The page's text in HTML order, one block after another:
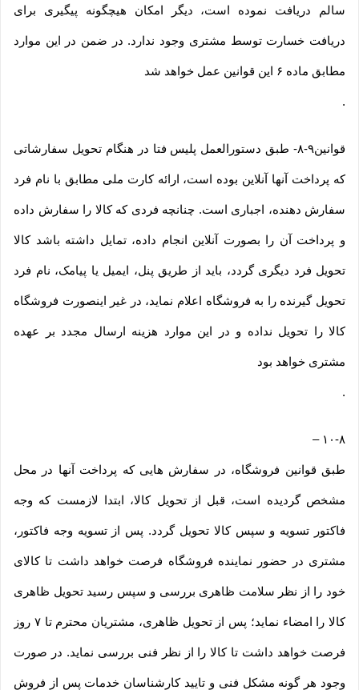
سالم دریافت نموده است، دیگر امکان هیچگونه پیگیری برای
دریافت خسارت توسط مشتری وجود ندارد. در ضمن در این موارد
مطابق ماده ۶ این قوانین عمل خواهد شد
.
قوانین۹-۸- طبق دستورالعمل پلیس فتا در هنگام تحویل سفارشاتی
که پرداخت آنها آنلاین بوده است، ارائه کارت ملی مطابق با نام فرد
سفارش دهنده، اجباری است. چنانچه فردی که کالا را سفارش داده
و پرداخت آن را بصورت آنلاین انجام داده، تمایل داشته باشد کالا
تحویل فرد دیگری گردد، باید از طریق پنل، ایمیل یا پیامک، نام فرد
تحویل گیرنده را به فروشگاه اعلام نماید، در غیر اینصورت فروشگاه
کالا را تحویل نداده و در این موارد هزینه ارسال مجدد بر عهده
مشتری خواهد بود
.
۱۰-۸ –
طبق قوانین فروشگاه، در سفارش هایی که پرداخت آنها در محل
مشخص گردیده است، قبل از تحویل کالا، ابتدا لازمست که وجه
فاکتور تسویه و سپس کالا تحویل گردد. پس از تسویه وجه فاکتور،
مشتری در حضور نماینده فروشگاه فرصت خواهد داشت تا کالای
خود را از نظر سلامت ظاهری بررسی و سپس رسید تحویل ظاهری
کالا را امضاء نماید؛ پس از تحویل ظاهری، مشتریان محترم تا ۷ روز
فرصت خواهد داشت تا کالا را از نظر فنی بررسی نماید. در صورت
وجود هر گونه مشکل فنی و تایید کارشناسان خدمات پس از فروش